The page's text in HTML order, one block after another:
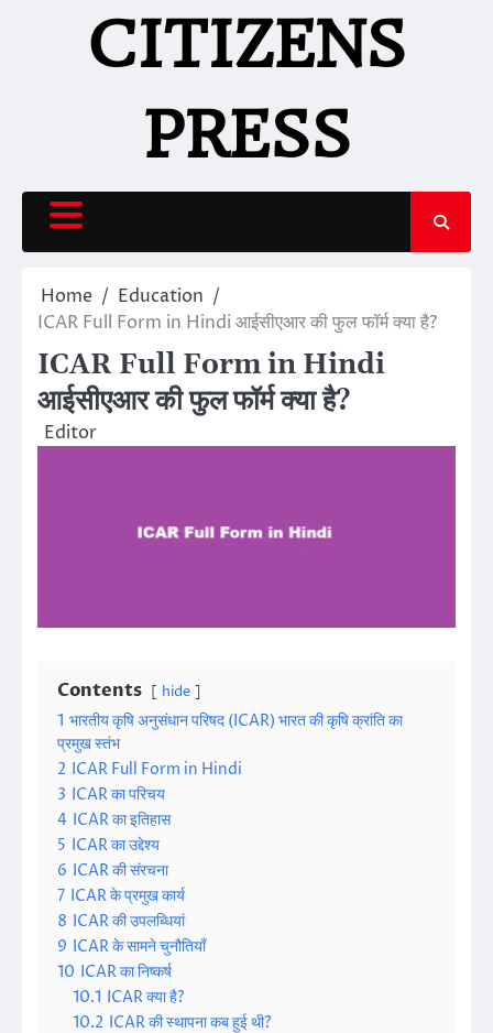
CITIZENS
PRESS
Home
Education
ICAR Full Form in Hindi आईसीएआर की फुल फॉर्म क्या है?
ICAR Full Form in Hindi
आईसीएआर की फुल फॉर्म क्या है?
Editor
Contents hide
1 भारतीय कृषि अनुसंधान परिषद (ICAR) भारत की कृषि क्रांति का
प्रमुख स्तंभ
2 ICAR Full Form in Hindi
3 ICAR का परिचय
4 ICAR का इतिहास
5 ICAR का उद्देश्य
6 ICAR की संरचना
7 ICAR के प्रमुख कार्य
8 ICAR की उपलब्धियां
9 ICAR के सामने चुनौतियाँ
10 ICAR का निष्कर्ष
10.1 ICAR क्या है?
10.2 ICAR की स्थापना कब हुई थी?